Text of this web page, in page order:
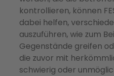
kontrollieren, können
dabei helfen,
auszuführen, wie zum
Gegenstände greifen
die zuvor mit
schwierig oder